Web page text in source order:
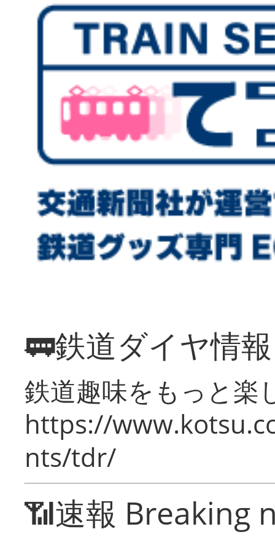
🚃鉄道ダイヤ情
鉄道趣味をもっと楽
https://
nts/tdr/
📶速報 Breaking